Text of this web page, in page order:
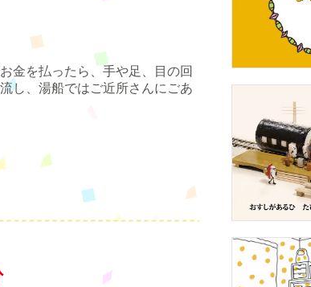
金を払ったら、手や足、目の回
し、湯船ではご近所さんにごあ